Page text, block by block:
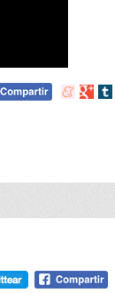
Compartir